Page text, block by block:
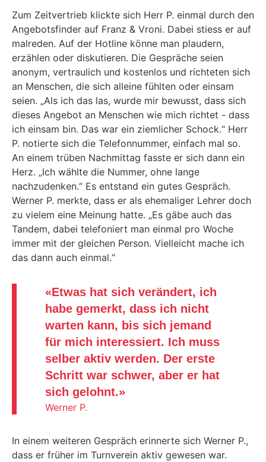
Zum Zeitvertrieb klickte sich Herr P. einmal durch den
Angebotsfinder auf Franz & Vroni. Dabei stiess er auf
malreden. Auf der Hotline könne man plaudern,
erzählen oder diskutieren. Die Gespräche seien
anonym, vertraulich und kostenlos und richteten sich
an Menschen, die sich alleine fühlten oder einsam
seien. „Als ich das las, wurde mir bewusst, dass sich
dieses Angebot an Menschen wie mich richtet - dass
ich einsam bin. Das war ein ziemlicher Schock.“ Herr
P. notierte sich die Telefonnummer, einfach mal so.
An einem trüben Nachmittag fasste er sich dann ein
Herz. „Ich wählte die Nummer, ohne lange
nachzudenken.“ Es entstand ein gutes Gespräch.
Werner P. merkte, dass er als ehemaliger Lehrer doch
zu vielem eine Meinung hatte. „Es gäbe auch das
Tandem, dabei telefoniert man einmal pro Woche
immer mit der gleichen Person. Vielleicht mache ich
das dann auch einmal.“
«Etwas hat sich verändert, ich
habe gemerkt, dass ich nicht
warten kann, bis sich jemand
für mich interessiert. Ich muss
selber aktiv werden. Der erste
Schritt war schwer, aber er hat
sich gelohnt.»
Werner P.
In einem weiteren Gespräch erinnerte sich Werner P.,
dass er früher im Turnverein aktiv gewesen war.